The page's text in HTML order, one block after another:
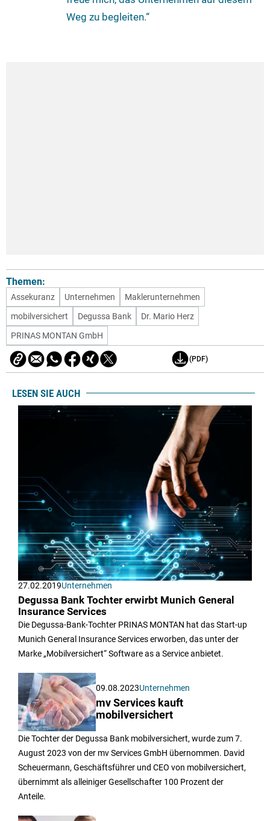
Weg zu begleiten.“
Themen:
Assekuranz Unternehmen
Maklerunternehmen
mobilversichert
Degussa Bank
Dr. Mario Herz
PRINAS MONTAN GmbH
(PDF)
LESEN SIE AUCH
27.02.2019Unternehmen
Degussa Bank Tochter erwirbt Munich General
Insurance Services
Die Degussa-Bank-Tochter PRINAS MONTAN hat das Start-up
Munich General Insurance Services erworben, das unter der
Marke „Mobilversichert“ Software as a Service anbietet.
09.08.2023Unternehmen
mv Services kauft
mobilversichert
Die Tochter der Degussa Bank mobilversichert, wurde zum 7.
August 2023 von der mv Services GmbH übernommen. David
Scheuermann, Geschäftsführer und CEO von mobilversichert,
übernimmt als alleiniger Gesellschafter 100 Prozent der
Anteile.